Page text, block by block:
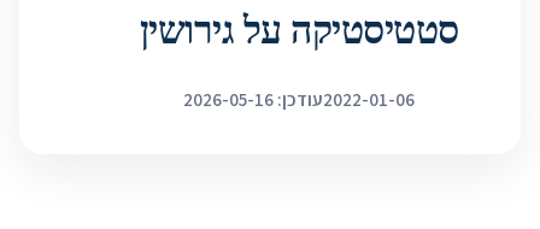
סטטיסטיקה על גירושין
2022-01-06עודכן: 2026-05-16